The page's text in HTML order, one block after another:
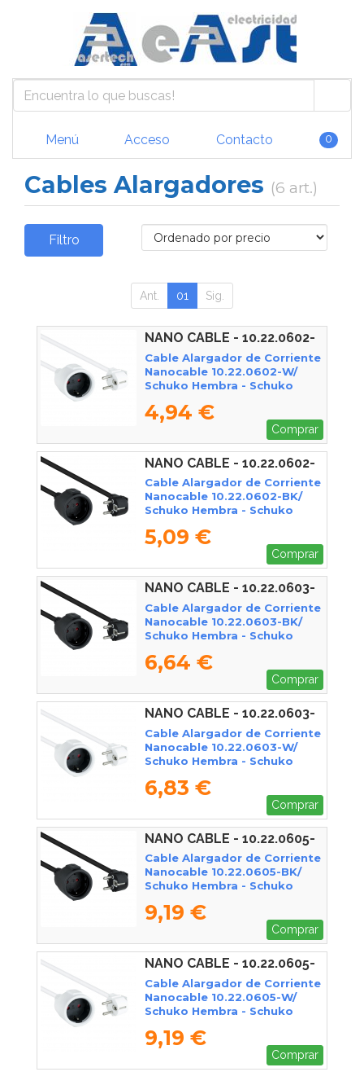
Menú Acceso Contacto 0
Cables Alargadores (6 art.)
Filtro
Ant. 01 Sig.
NANO CABLE - 10.22.0602-
W
Cable Alargador de Corriente
Nanocable 10.22.0602-W/
Schuko Hembra - Schuko
4,94 €
Comprar
NANO CABLE - 10.22.0602-
BK
Cable Alargador de Corriente
Nanocable 10.22.0602-BK/
Schuko Hembra - Schuko
5,09 €
Comprar
NANO CABLE - 10.22.0603-
BK
Cable Alargador de Corriente
Nanocable 10.22.0603-BK/
Schuko Hembra - Schuko
6,64 €
Comprar
NANO CABLE - 10.22.0603-
W
Cable Alargador de Corriente
Nanocable 10.22.0603-W/
Schuko Hembra - Schuko
6,83 €
Comprar
NANO CABLE - 10.22.0605-
BK
Cable Alargador de Corriente
Nanocable 10.22.0605-BK/
Schuko Hembra - Schuko
9,19 €
Comprar
NANO CABLE - 10.22.0605-
W
Cable Alargador de Corriente
Nanocable 10.22.0605-W/
Schuko Hembra - Schuko
9,19 €
Comprar